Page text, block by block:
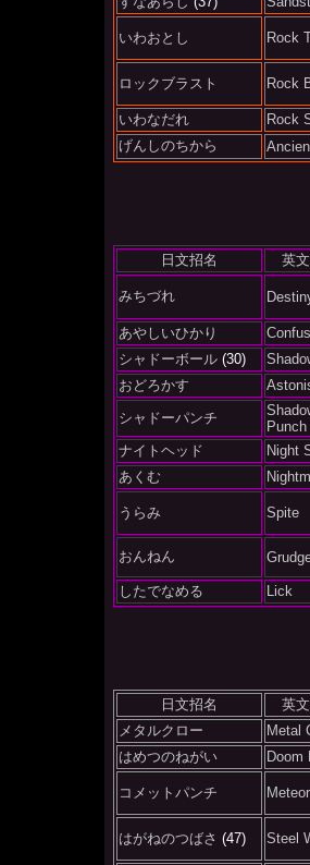
いわおとし Rock
ロックブラスト Rock
いわなだれ Rock
げんしのちから
日文招名 英
みちづれ
あやしいひかり
シャドーボール (30)
おどろかす
シャドーパンチ
Punch
ナイトヘッド
Night
あくむ
うらみ Spite
おんねん
したでなめる Lick
日文招名 英
メタルクロー
Metal
はめつのねがい
Doom
コメットパンチ
はがねのつばさ (47) Steel